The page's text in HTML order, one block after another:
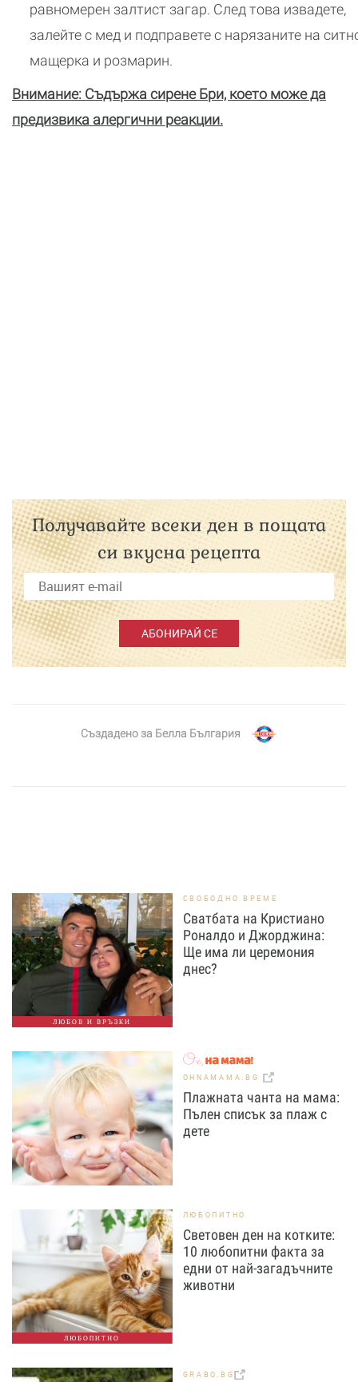
равномерен залтист загар. След това извадете,
залейте с мед и подправете с нарязаните на
мащерка и розмарин.
Внимание: Съдържа сирене Бри, което може да
предизвика алергични реакции.
Получавайте всеки ден в пощата
си вкусна рецепта
АБОНИРАЙ СЕ
Създадено за Белла България
ЛЮБОВ И ВРЪЗКИ
СВОБОДНО ВРЕМЕ
Сватбата на Кристиано
Роналдо и Джорджина:
Ще има ли церемония
днес?
OHNAMAMA.BG
Плажната чанта на мама:
Пълен списък за плаж с
дете
ЛЮБОПИТНО
ЛЮБОПИТНО
Световен ден на котките:
10 любопитни факта за
едни от най-загадъчните
животни
GRABO.BG